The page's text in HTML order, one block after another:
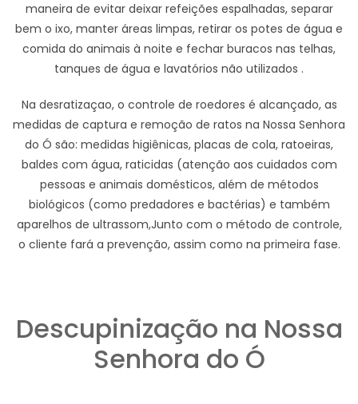
maneira de evitar deixar refeições espalhadas, separar
bem o ixo, manter áreas limpas, retirar os potes de água e
comida do animais à noite e fechar buracos nas telhas,
tanques de água e lavatórios não utilizados .
Na desratizaçao, o controle de roedores é alcançado, as
medidas de captura e remoção de ratos na Nossa Senhora
do Ó são: medidas higiênicas, placas de cola, ratoeiras,
baldes com água, raticidas (atenção aos cuidados com
pessoas e animais domésticos, além de métodos
biológicos (como predadores e bactérias) e também
aparelhos de ultrassom,Junto com o método de controle,
o cliente fará a prevenção, assim como na primeira fase.
Descupinização na Nossa
Senhora do Ó